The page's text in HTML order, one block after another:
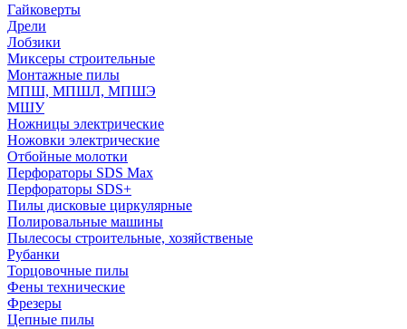
Гайковерты
Дрели
Лобзики
Миксеры строительные
Монтажные пилы
МПШ, МПШЛ, МПШЭ
МШУ
Ножницы электрические
Ножовки электрические
Отбойные молотки
Перфораторы SDS Max
Перфораторы SDS+
Пилы дисковые циркулярные
Полировальные машины
Пылесосы строительные, хозяйственые
Рубанки
Торцовочные пилы
Фены технические
Фрезеры
Цепные пилы